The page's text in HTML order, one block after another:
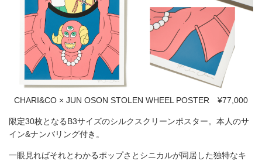
CHARI&CO × JUN OSON STOLEN WHEEL POSTER ¥77,000
限定30枚となるB3サイズのシルクスクリーンポスター。本人のサ
イン&ナンバリング付き。
一眼見ればそれとわかるポップさとシニカルが同居した独特なキ